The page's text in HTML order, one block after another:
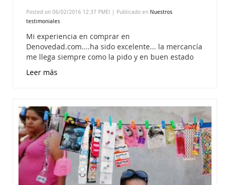
Posted on 06/02/2016 12:37 PMEl | Publicado en Nuestros
testimoniales
Mi experiencia en comprar en
Denovedad.com....ha sido excelente... la mercancía
me llega siempre como la pido y en buen estado
Leer más